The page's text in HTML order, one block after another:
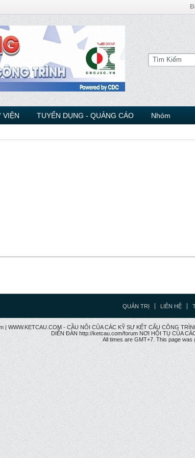
VIỆN TUYỂN DỤNG - QUẢNG CÁO Nhóm
QUẢN TRỊ LIÊN HỆ
| WWW.KETCAU.COM - CẦU NỐI CỦA CÁC KỸ SƯ KẾT CẤU CÔNG
DIỄN ĐÀN http://ketcau.com/forum NƠI HỘI TỤ CỦA
All times are GMT+7. This page was